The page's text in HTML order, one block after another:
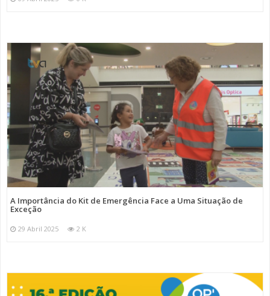
A Importância do Kit de Emergência Face a Uma Situação de
Exceção
29 Abril 2025 2 K